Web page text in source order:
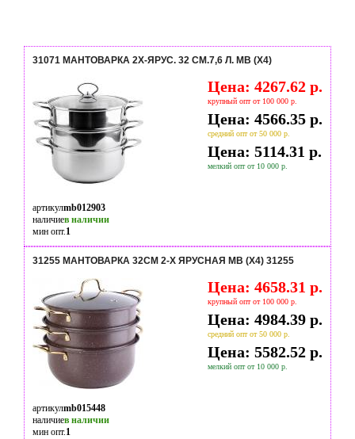
31071 МАНТОВАРКА 2Х-ЯРУС. 32 СМ.7,6 Л. MB (Х4)
Цена: 4267.62 р.
крупный опт от 100 000 р.
Цена: 4566.35 р.
средний опт от 50 000 р.
Цена: 5114.31 р.
мелкий опт от 10 000 р.
артикулmb012903
наличиев наличии
мин опт.1
31255 МАНТОВАРКА 32СМ 2-Х ЯРУСНАЯ МВ (Х4) 31255
Цена: 4658.31 р.
крупный опт от 100 000 р.
Цена: 4984.39 р.
средний опт от 50 000 р.
Цена: 5582.52 р.
мелкий опт от 10 000 р.
артикулmb015448
наличиев наличии
мин опт.1